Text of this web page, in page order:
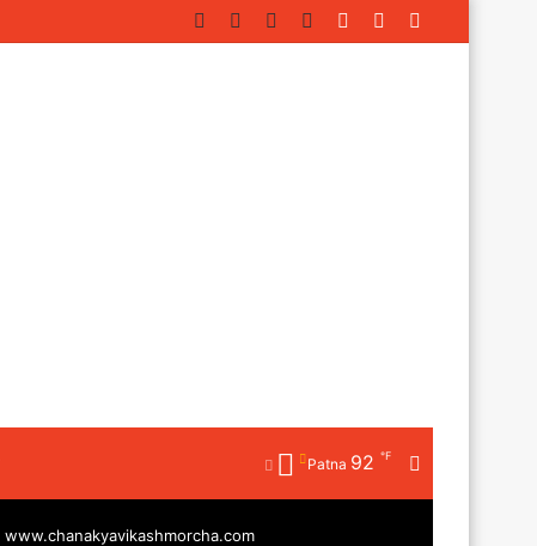
Random
Log
Instagram
YouTube
Twitter
Facebook
Patna 92 ℉
www.chanakyavikashmorcha.com